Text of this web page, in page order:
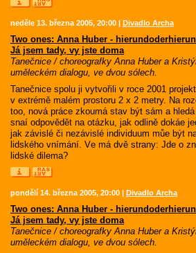
neděle 13. března 2005, 20:00 | Divadlo Archa
Two ones: Anna Huber -
Já jsem tady, vy jste doma
Tanečnice / choreografky Anna Huber a
uměleckém dialogu, ve dvou sólech.
Tanečnice spolu ji vytvořili v roce 2001
v extrémě malém prostoru 2 x 2 metry. Na
too, nová práce zkoumá stav být sám a
snaí odpovědět na otázku, jak odlině
jak závislé či nezávislé individuum můe být
lidského vnímání. Ve má dvě strany: Jde o
lidské dilema?
pondělí 14. března 2005, 20:00 | Divadlo Archa
Two ones: Anna Huber -
Já jsem tady, vy jste doma
Tanečnice / choreografky Anna Huber a
uměleckém dialogu, ve dvou sólech.